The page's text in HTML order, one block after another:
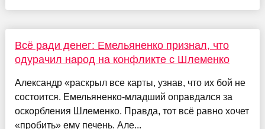
Всё ради денег: Емельяненко признал, что
одурачил народ на конфликте с Шлеменко
Александр «раскрыл все карты, узнав, что их бой не
состоится. Емельяненко-младший оправдался за
оскорбления Шлеменко. Правда, тот всё равно хочет
«пробить» ему печень. Але...